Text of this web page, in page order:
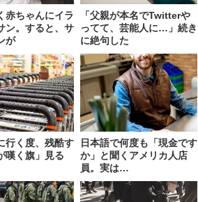
赤ちゃんにイラ
ン。すると、サ
が
「父親が本名でTwitterや
ってて、芸能人に…」続き
に絶句した
行く度、残酷す
嘆く旗」見る
日本語で何度も「現金です
か」と聞くアメリカ人店
員。実は…